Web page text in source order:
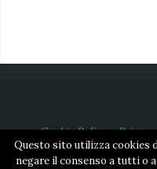
Cookie Policy-
©2018 Associazione APS
Questo sito utilizza cookies
negare il consenso a tutti o